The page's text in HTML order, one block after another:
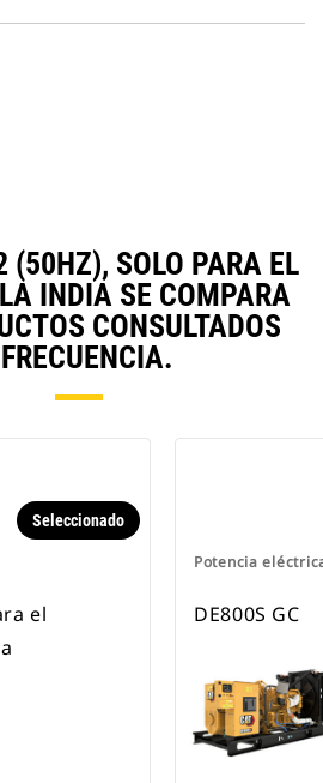
(50HZ), SOLO PARA EL
INDIA SE COMPARA
CONSULTADOS
Seleccionado
el
Potencia
DE800S GC